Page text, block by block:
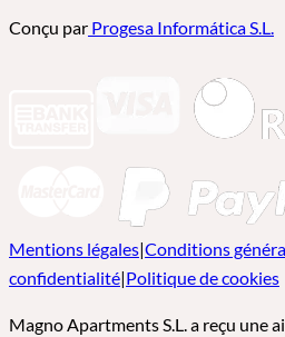
Conçu par Progesa Informática S.L.
Mentions légales|Conditions
confidentialité|Politique de cookies
Magno Apartments S.L. a reçu une